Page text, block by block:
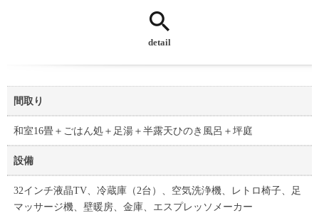
detail
間取り
和室16畳＋ごはん処＋足湯＋半露天ひのき風呂＋坪庭
設備
32インチ液晶TV、冷蔵庫（2台）、空気洗浄機、レトロ椅子、足
マッサージ機、壁暖房、金庫、エスプレッソメーカー